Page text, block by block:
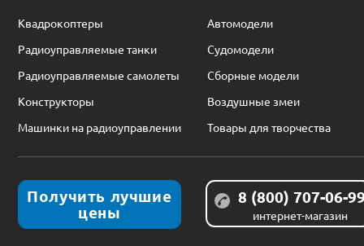
Квадрокоптеры
Автомодели
Радиоуправляемые танки
Судомодели
Радиоуправляемые самолеты
Сборные модели
Конструкторы
Воздушные змеи
Машинки на радиоуправлении
Товары для творчества
Получить лучшие
цены
8 (800) 707-06-
интернет-магазин